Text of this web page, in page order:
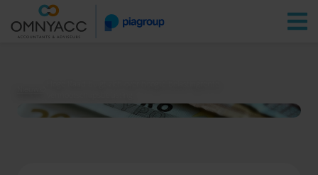
Vestigingen Zoeken